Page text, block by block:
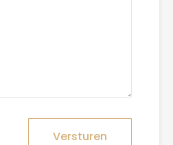
Versturen